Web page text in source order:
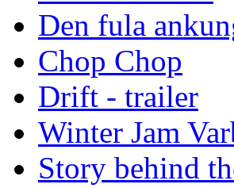
Den fula
Chop Chop
Drift - trailer
Winter Jam
Story behind